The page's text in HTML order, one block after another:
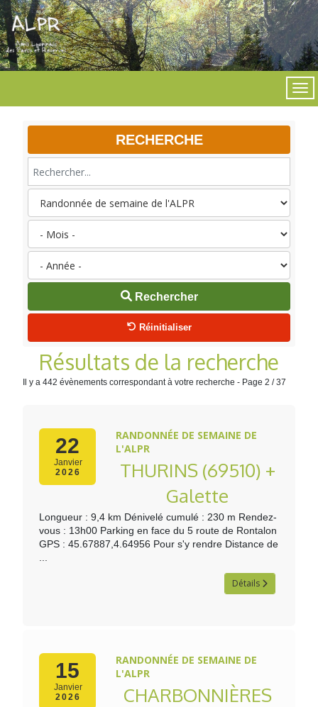
RECHERCHE
Rechercher
Réinitialiser
Résultats de la recherche
Il y a 442 évènements correspondant à votre recherche - Page 2 / 37
22
Janvier
2026
RANDONNÉE DE SEMAINE DE
L'ALPR
THURINS (69510) +
Galette
Longueur : 9,4 km Dénivelé cumulé : 230 m Rendez-
vous : 13h00 Parking en face du 5 route de Rontalon
GPS : 45.67887,4.64956 Pour s'y rendre Distance de
Détails
15
Janvier
2026
RANDONNÉE DE SEMAINE DE
L'ALPR
CHARBONNIÈRES